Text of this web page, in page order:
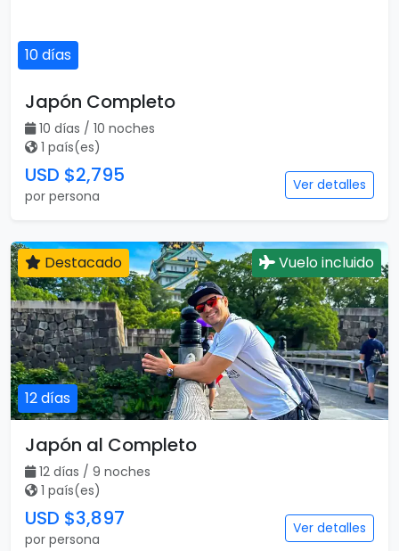
10 días
Japón Completo
10 días / 10 noches
1 país(es)
USD $2,795
por persona
Ver detalles
12 días
Destacado Vuelo incluido
Japón al Completo
12 días / 9 noches
1 país(es)
USD $3,897
por persona
Ver detalles